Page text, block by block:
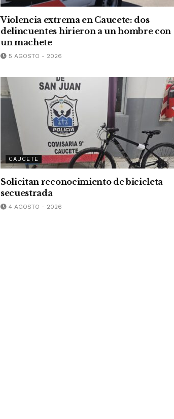
Violencia extrema en Caucete: dos
delincuentes hirieron a un hombre con
un machete
5 AGOSTO - 2026
CAUCETE
Solicitan reconocimiento de bicicleta
secuestrada
4 AGOSTO - 2026